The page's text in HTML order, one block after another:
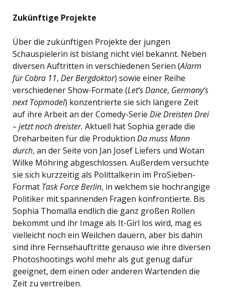
Zukünftige Projekte
Über die zukünftigen Projekte der jungen
Schauspielerin ist bislang nicht viel bekannt. Neben
diversen Auftritten in verschiedenen Serien (Alarm
für Cobra 11, Der Bergdoktor) sowie einer Reihe
verschiedener Show-Formate (Let‘s Dance, Germany‘s
next Topmodel) konzentrierte sie sich längere Zeit
auf ihre Arbeit an der Comedy-Serie Die Dreisten Drei
– jetzt noch dreister. Aktuell hat Sophia gerade die
Dreharbeiten für die Produktion Da muss Mann
durch, an der Seite von Jan Josef Liefers und Wotan
Wilke Möhring abgeschlossen. Außerdem versuchte
sie sich kurzzeitig als Polittalkerin im ProSieben-
Format Task Force Berlin, in welchem sie hochrangige
Politiker mit spannenden Fragen konfrontierte. Bis
Sophia Thomalla endlich die ganz großen Rollen
bekommt und ihr Image als It-Girl los wird, mag es
vielleicht noch ein Weilchen dauern, aber bis dahin
sind ihre Fernsehauftritte genauso wie ihre diversen
Photoshootings wohl mehr als gut genug dafür
geeignet, dem einen oder anderen Wartenden die
Zeit zu vertreiben.